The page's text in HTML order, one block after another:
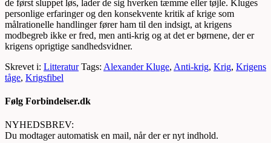
de først sluppet løs, lader de sig hverken tæmme eller tøjle. Kluges
personlige erfaringer og den konsekvente kritik af krige som
målrationelle handlinger fører ham til den indsigt, at krigens
modbegreb ikke er fred, men anti-krig og at det er børnene, der er
krigens oprigtige sandhedsvidner.
Skrevet i: Litteratur Tags: Alexander Kluge, Anti-krig, Krig, Krigens
tåge, Krigsfibel
Følg Forbindelser.dk
NYHEDSBREV:
Du modtager automatisk en mail, når der er nyt indhold.